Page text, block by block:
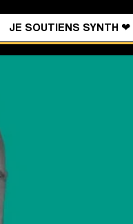
JE SOUTIENS SYNTH ❤︎